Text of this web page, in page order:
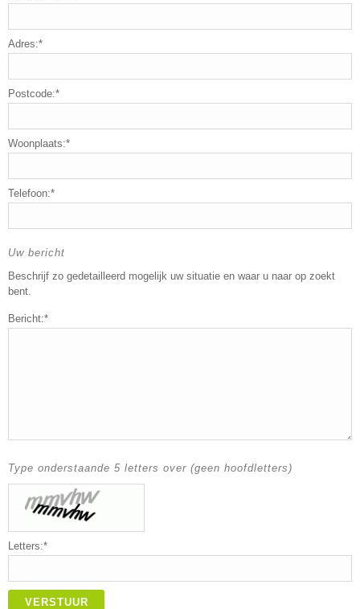
Adres:*
Postcode:*
Woonplaats:*
Telefoon:*
Uw bericht
Beschrijf zo gedetailleerd mogelijk uw situatie en waar u naar op zoekt
bent.
Bericht:*
Type onderstaande 5 letters over (geen hoofdletters)
Letters:*
VERSTUUR